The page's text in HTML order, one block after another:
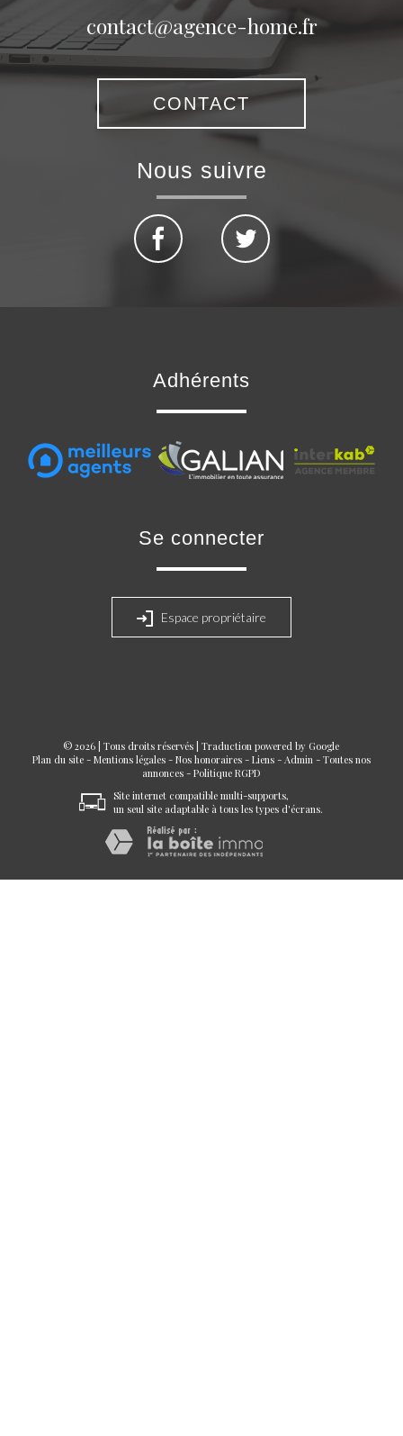
contact@agence-home.fr
CONTACT
nous suivre
adhérents
se connecter
Espace propriétaire
© 2026 | Tous droits réservés | Traduction powered by Google
Plan du site- Mentions légales- Nos honoraires- Liens- Admin- Toutes nos
annonces- Politique RGPD
Site internet compatible multi-supports,
un seul site adaptable à tous les types d'écrans.